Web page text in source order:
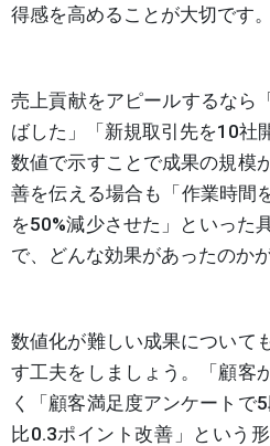
得感を高めることが大切です。
売上貢献をアピールするなら
ばした」「新規取引先を10社
数値で示すことで成果の規模
善を伝える場合も「作業時間
を50%減少させた」といった
で、どんな効果があったのか
数値化が難しい成果について
す工夫をしましょう。「顧客
く「顧客満足度アンケートで
比0.3ポイント改善」という